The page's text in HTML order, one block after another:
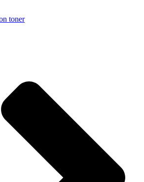
toner